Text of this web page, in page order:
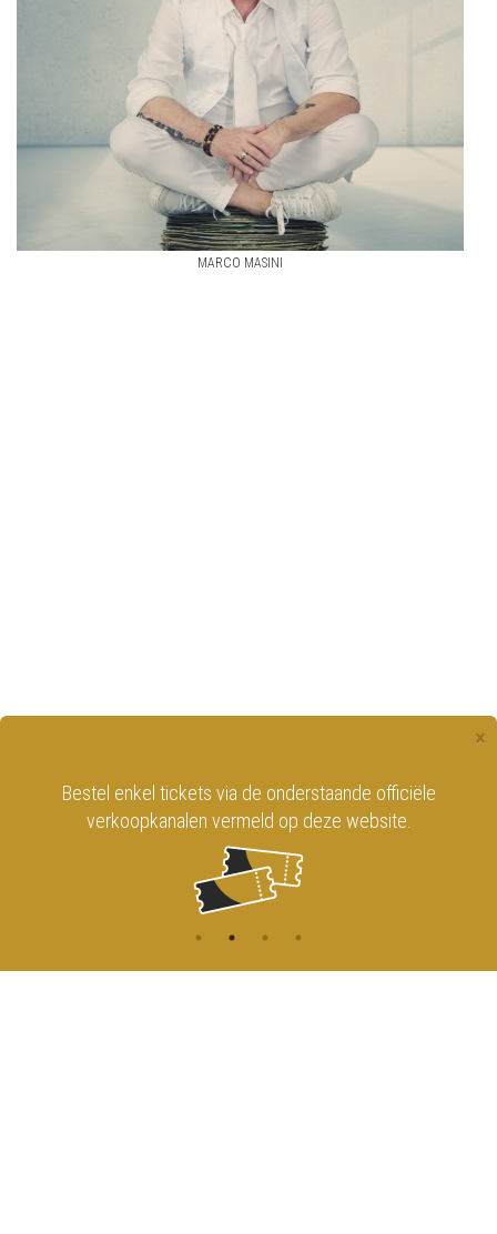
MARCO MASINI
×
Bestel enkel tickets via de onderstaande officiële
verkoopkanalen vermeld op deze website.